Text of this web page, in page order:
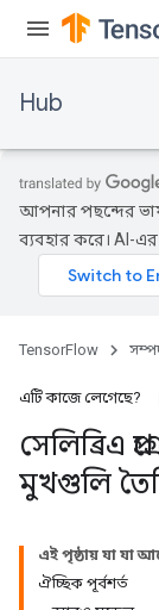
Hub
আপনার পছন্দের
ব্যবহার করে। AI-
TensorFlow
এটি কাজে লেগেছে?
সেলিব্রিএ
মুখগুলি
এই পৃষ্ঠায় যা যা
ঐচ্ছিক পূর্বশর্ত